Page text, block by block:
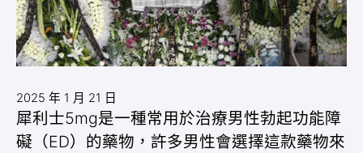
2025 年 1 月 21 日
犀利士5mg是一種常用於治療男性勃起功能障
礙（ED）的藥物，許多男性會選擇這款藥物來